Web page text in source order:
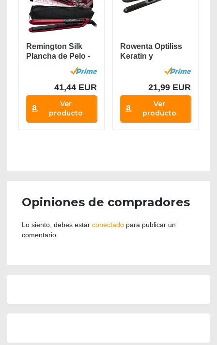
Remington Silk
Plancha de Pelo -
41,44 EUR
Ver
producto
Rowenta Optiliss
Keratin y
21,99 EUR
Ver
producto
Opiniones de compradores
Lo siento, debes estar conectado para publicar un
comentario.